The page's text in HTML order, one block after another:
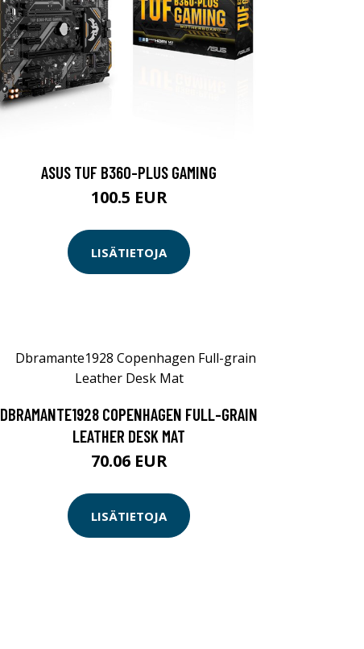
ASUS TUF B360-PLUS GAMING
100.5 EUR
LISÄTIETOJA
DBRAMANTE1928 COPENHAGEN FULL-GRAIN
LEATHER DESK MAT
70.06 EUR
LISÄTIETOJA